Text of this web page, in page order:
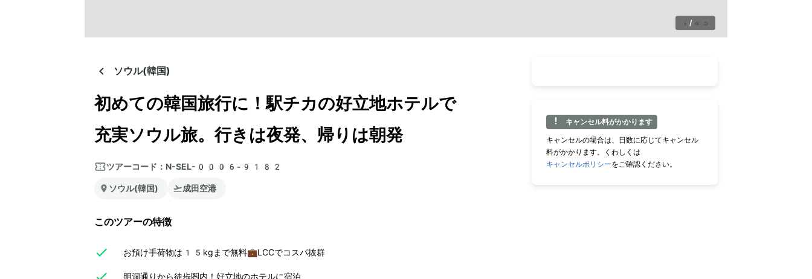
1 / 45
ソウル(韓国)
初めての韓国旅行に！駅チカの好立地ホテルで
充実ソウル旅。行きは夜発、帰りは朝発
ツアーコード： N-SEL-0006-9182
ソウル(韓国) 成田空港
このツアーの特徴
お預け手荷物は15kgまで無料💼LCCでコスパ抜群
明洞通りから徒歩圏内！好立地のホテルに宿泊
キャンセル料がかかります
キャンセルの場合は、日数に応じてキャンセル
料がかかります。くわしくは
キャンセルポリシーをご確認ください。